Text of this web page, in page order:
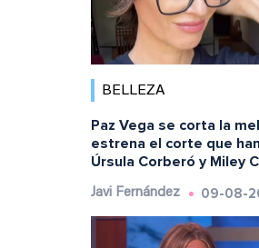
BELLEZA
Paz Vega se corta la
estrena el corte que
Úrsula Corberó y Miley
Javi Fernández 09-08-